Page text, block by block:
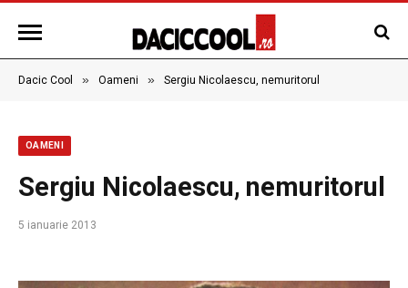
Dacic Cool » Oameni » Sergiu Nicolaescu, nemuritorul
OAMENI
Sergiu Nicolaescu, nemuritorul
5 ianuarie 2013